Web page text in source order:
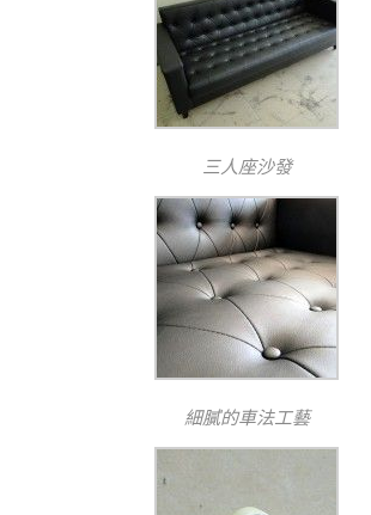
三人座沙發
細膩的車法工藝